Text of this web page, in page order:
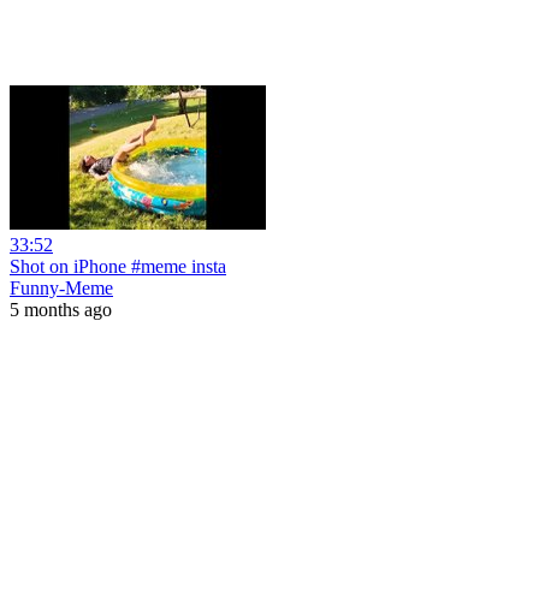
33:52
Shot on iPhone #meme insta
Funny-Meme
5 months ago